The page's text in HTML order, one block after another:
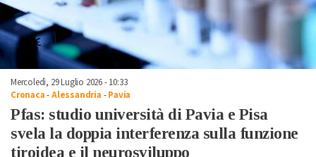
Mercoledì, 29 Luglio 2026 - 10:33
Cronaca-Alessandria -Pavia
Pfas: studio università di Pavia e Pisa
svela la doppia interferenza sulla funzione
tiroidea e il neurosviluppo